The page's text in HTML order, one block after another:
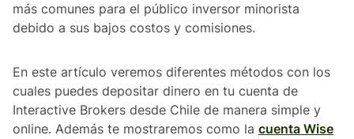
más comunes para el público inversor minorista
debido a sus bajos costos y comisiones.
En este artículo veremos diferentes métodos con los
cuales puedes depositar dinero en tu cuenta de
Interactive Brokers desde Chile de manera simple y
online. Además te mostraremos como la cuenta Wise